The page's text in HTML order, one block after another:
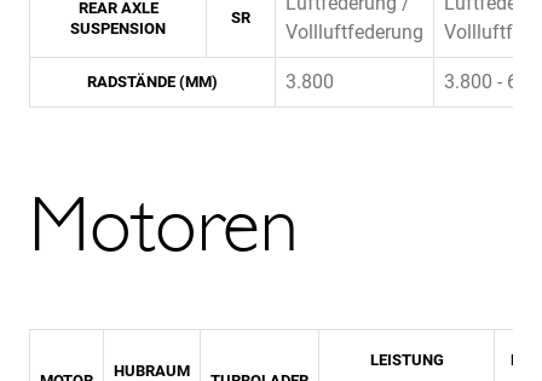
REAR AXLE
SUSPENSION
SR
Vollluftfederung
RADSTÄNDE (MM) 3.800 3.800 -
Motoren
HUBRAUM
LEISTUNG